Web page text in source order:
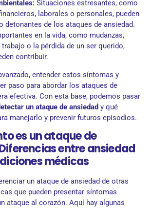
Situaciones estresantes, como
laborales o personales, pueden
detonantes de los ataques de ansiedad.
en la vida, como mudanzas,
o la pérdida de un ser querido,
contribuir.
entender estos síntomas y
paso para abordar los ataques de
efectiva. Con esta base, podemos pasar
un ataque de ansiedad y qué
manejarlo y prevenir futuros episodios.
es un ataque de
entre ansiedad
médicas
un ataque de ansiedad de otras
que pueden presentar síntomas
ataque al corazón. Aquí hay algunas